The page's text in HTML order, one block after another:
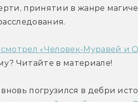
принятии в жанре
«Человек-Муравей и
Читайте в материале!
погрузился в дебри